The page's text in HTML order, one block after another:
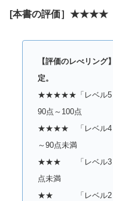
[本書の評価］★★★★（
【評価のレべリン
定。
★★★★★「レベル5！
90点～100点
★★★★ 「レベル4！
～90点未満
★★★ 「レベル3！
点未満
★★ 「レベル2！